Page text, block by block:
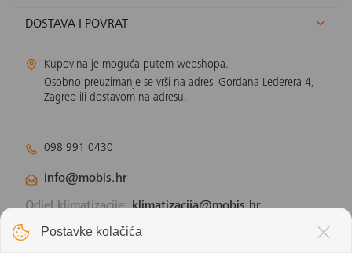
DOSTAVA I POVRAT
Kupovina je moguća putem webshopa.
Osobno preuzimanje se vrši na adresi Gordana Lederera 4,
Zagreb ili dostavom na adresu.
098 991 0430
info@mobis.hr
Odjel klimatizacije:klimatizacija@mobis.hr
Odjel solarnih panela:
Postavke kolačića